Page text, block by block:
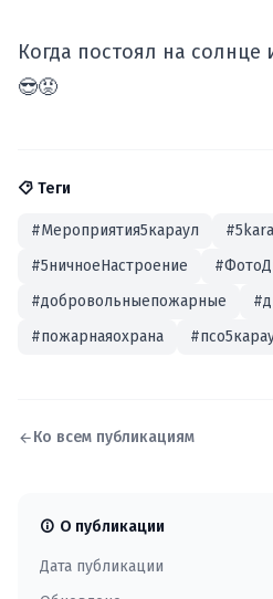
Когда постоял на солнце
😎😡
Теги
#Мероприятия5караул
#5ничноеНастроение
#добровольныепожарные
#пожарнаяохрана
Ко всем публикациям
О публикации
Дата публикации